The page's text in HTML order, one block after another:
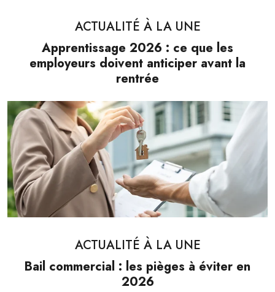
ACTUALITÉ À LA UNE
Apprentissage 2026 : ce que les
employeurs doivent anticiper avant la
rentrée
ACTUALITÉ À LA UNE
Bail commercial : les pièges à éviter en
2026